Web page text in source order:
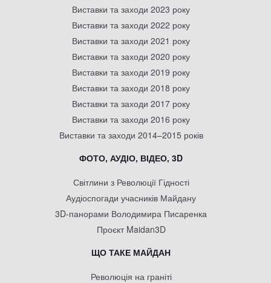
Виставки та заходи 2023 року
Виставки та заходи 2022 року
Виставки та заходи 2021 року
Виставки та заходи 2020 року
Виставки та заходи 2019 року
Виставки та заходи 2018 року
Виставки та заходи 2017 року
Виставки та заходи 2016 року
Виставки та заходи 2014–2015 років
ФОТО, АУДІО, ВІДЕО, 3D
Світлини з Революції Гідності
Аудіоспогади учасників Майдану
3D-панорами Володимира Писаренка
Проєкт Maidan3D
ЩО ТАКЕ МАЙДАН
Революція на граніті